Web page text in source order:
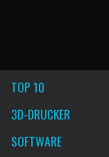
TOP 10
3D-DRUCKER
SOFTWARE